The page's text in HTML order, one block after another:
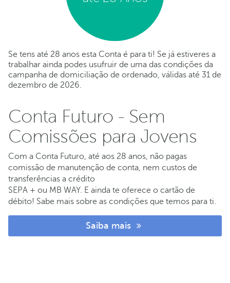
Se tens até 28 anos esta Conta é para ti! Se já estiveres a
trabalhar ainda podes usufruir de uma das condições da
campanha de domiciliação de ordenado, válidas até 31 de
dezembro de 2026.
Conta Futuro - Sem
Comissões para Jovens
Com a Conta Futuro, até aos 28 anos, não pagas
comissão de manutenção de conta, nem custos de
transferências a crédito
SEPA + ou MB WAY. E ainda te oferece o cartão de
débito! Sabe mais sobre as condições que temos para ti.
Saiba mais